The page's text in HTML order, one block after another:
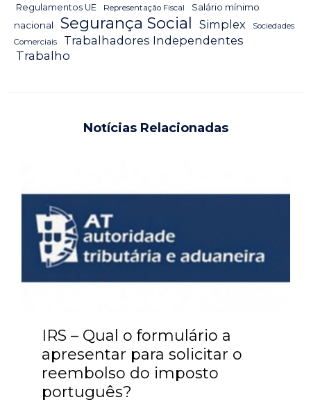
Regulamentos UE
Representação Fiscal
Salário mínimo
nacional
Segurança Social Simplex
Sociedades
Comerciais
Trabalhadores Independentes
Trabalho
Notícias Relacionadas
IRS – Qual o formulário a
apresentar para solicitar o
reembolso do imposto
português?